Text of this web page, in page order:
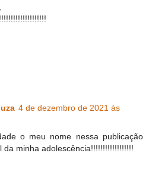
4 de dezembro de 2021 às
o meu nome nessa publicação
da minha adolescência!!!!!!!!!!!!!!!!!!